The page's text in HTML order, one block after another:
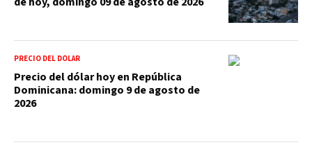
PRECIO DEL DÓLAR
Precio del dólar hoy en República
Dominicana: domingo 9 de agosto de
2026